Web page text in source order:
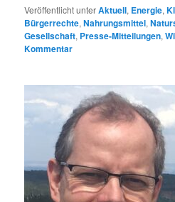
Veröffentlicht unterAktuell, Energie,
Bürgerrechte,Nahrungsmittel,
Gesellschaft, Presse-Mitteilungen,
Kommentar